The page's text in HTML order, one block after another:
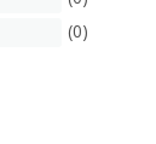
(0)